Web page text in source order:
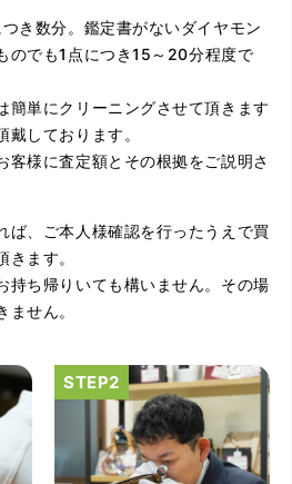
ロな鑑定士さんがいて的確にア
人柄で行ってくれます。 親切に
ざいます! お店の雰囲気もやらし
っくりできる落ちついた敷居の
さんに会いたいです。
き数分。鑑定書がないダイヤモン
のでも1点につき15～20分程度で
簡単にクリーニングさせて頂きます
しております。
客様に査定額とその根拠をご説明さ
ば、ご本人様確認を行ったうえで買
ます。
持ち帰りいても構いません。その場
せん。